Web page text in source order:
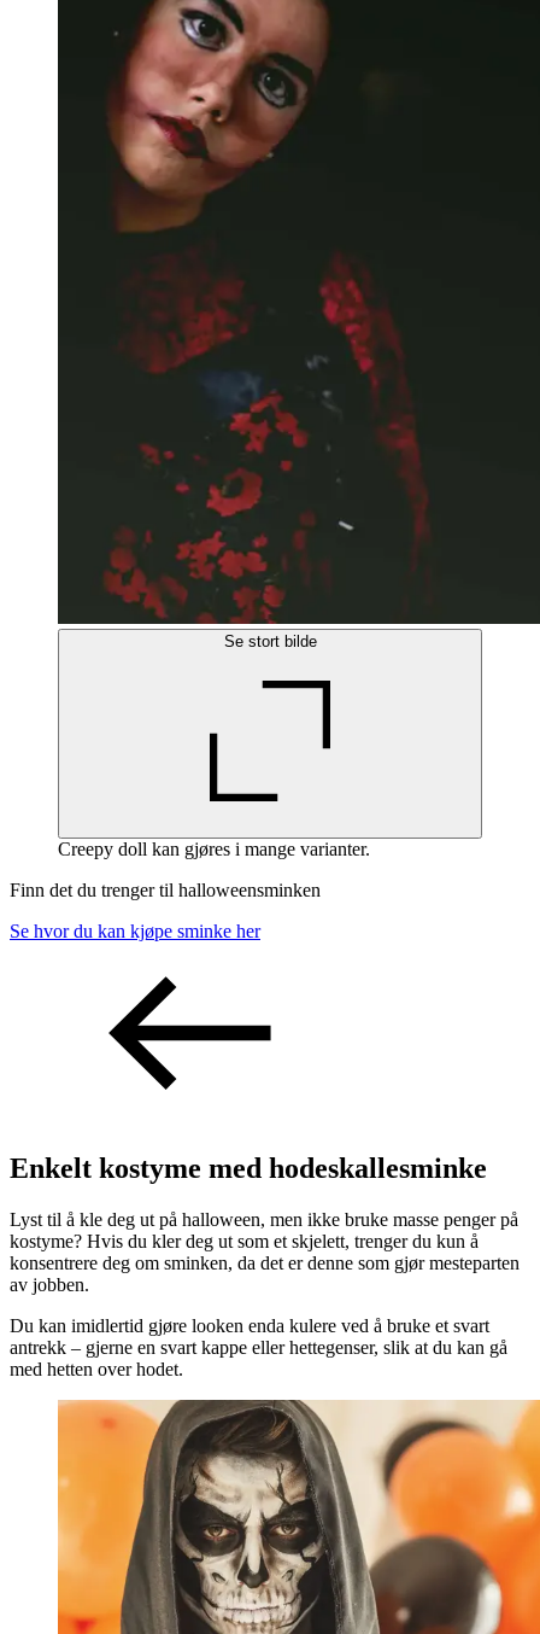
Se stort bilde
Creepy doll kan gjøres i mange varianter.
Finn det du trenger til halloweensminken
Se hvor du kan kjøpe sminke her
Enkelt kostyme med hodeskallesminke
Lyst til å kle deg ut på halloween, men ikke bruke masse penger på
kostyme? Hvis du kler deg ut som et skjelett, trenger du kun å
konsentrere deg om sminken, da det er denne som gjør mesteparten
av jobben.
Du kan imidlertid gjøre looken enda kulere ved å bruke et svart
antrekk – gjerne en svart kappe eller hettegenser, slik at du kan gå
med hetten over hodet.